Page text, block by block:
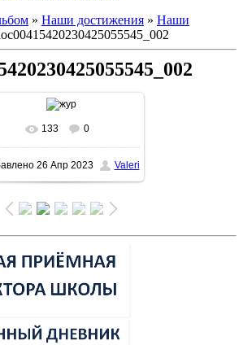
» Наши достижения » Наши
В реальном размере
1131x1600/ 296.8Kb
133 0
26 Апр 2023 Valeri